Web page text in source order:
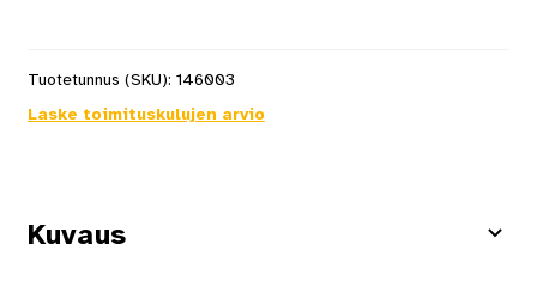
Tuotetunnus (SKU): 146003
Laske toimituskulujen arvio
Kuvaus